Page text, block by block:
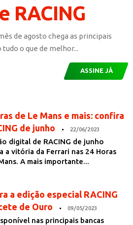
RACING
de agosto chega as principais
o que de melhor...
ASSINE JÁ
de Le Mans e mais: confira
de junho
22/06/2023
digital de RACING de junho
a vitória da Ferrari nas 24 Horas
A mais importante...
a edição especial RACING
de Ouro
09/05/2023
nas principais bancas